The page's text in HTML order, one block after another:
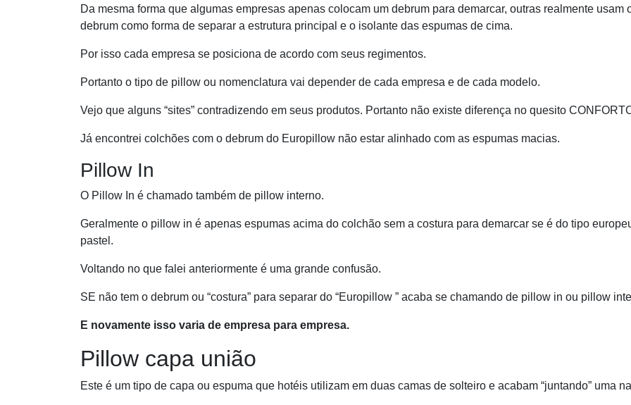
Da mesma forma que algumas empresas apenas colocam um debrum para demarcar, outras realmente usam
debrum como forma de separar a estrutura principal e o isolante das espumas de cima.
Por isso cada empresa se posiciona de acordo com seus regimentos.
Portanto o tipo de pillow ou nomenclatura vai depender de cada empresa e de cada modelo.
Vejo que alguns “sites” contradizendo em seus produtos. Portanto não existe diferença no quesito
Já encontrei colchões com o debrum do Europillow não estar alinhado com as espumas macias.
Pillow In
O Pillow In é chamado também de pillow interno.
Geralmente o pillow in é apenas espumas acima do colchão sem a costura para demarcar se é do tipo
pastel.
Voltando no que falei anteriormente é uma grande confusão.
SE não tem o debrum ou “costura” para separar do “Europillow ” acaba se chamando de pillow in ou pillow
E novamente isso varia de empresa para empresa.
Pillow capa união
Este é um tipo de capa ou espuma que hotéis utilizam em duas camas de solteiro e acabam “juntando” uma